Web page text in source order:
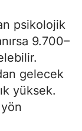
psikolojik
9.700–
gelecek
yüksek.